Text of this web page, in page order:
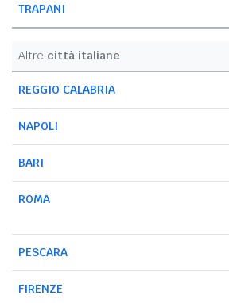
TRAPANI
Altre città italiane
REGGIO CALABRIA
NAPOLI
BARI
ROMA
PESCARA
FIRENZE